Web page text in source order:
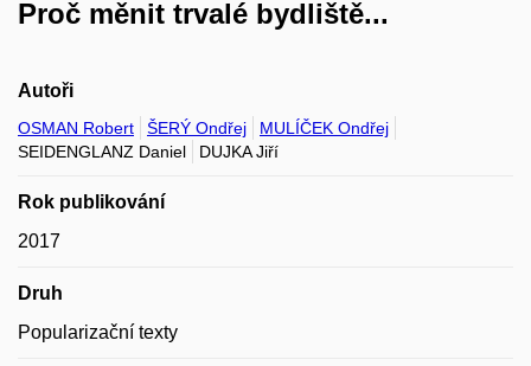
Proč měnit trvalé bydliště...
Autoři
OSMAN Robert ŠERÝ Ondřej
MULÍČEK Ondřej
SEIDENGLANZ Daniel
DUJKA Jiří
Rok publikování
2017
Druh
Popularizační texty